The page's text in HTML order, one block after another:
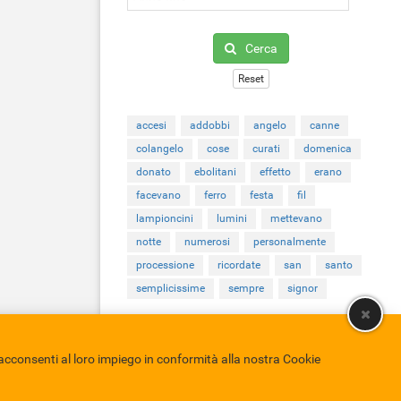
Cerca
Reset
accesi addobbi angelo
canne
colangelo
cose curati
domenica
donato
ebolitani effetto
erano
facevano
ferro festa
fil
lampioncini
lumini
mettevano
notte
numerosi
personalmente
processione
ricordate san
santo
semplicissime
sempre signor
al loro impiego in conformità alla nostra Cookie